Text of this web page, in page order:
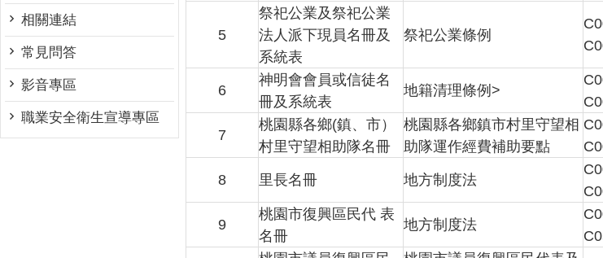
相關連結
常見問答
影音專區
職業安全衛生宣導專區
5
祭祀公業及祭祀公業
法人派下現員名冊及
系統表
祭祀公業條例
6
神明會會員或信徒名
冊及系統表
地籍清理條例>
7
桃園縣各鄉(鎮、市）
村里守望相助隊名冊
桃園縣各鄉鎮市村里守望相
助隊運作經費補助要點
8 里長名冊 地方制度法
9
桃園市復興區民代 表
名冊
地方制度法